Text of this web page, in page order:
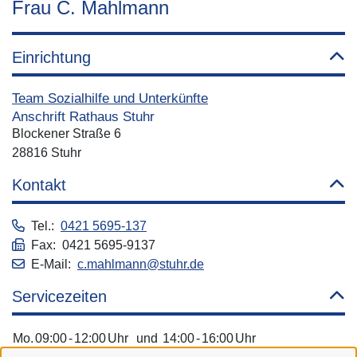
Frau C. Mahlmann
Einrichtung
Team Sozialhilfe und Unterkünfte
Anschrift Rathaus Stuhr
Blockener Straße 6
28816 Stuhr
Kontakt
Tel.: 0421 5695-137
Fax: 0421 5695-9137
E-Mail: c.mahlmann@stuhr.de
Servicezeiten
Mo.09:00-12:00Uhr und 14:00-16:00Uhr